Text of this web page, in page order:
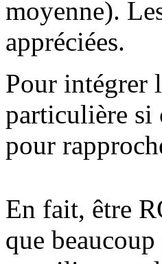
moyenne).
appréciées.
Pour intégrer
particulière si
pour
En fait, être
que